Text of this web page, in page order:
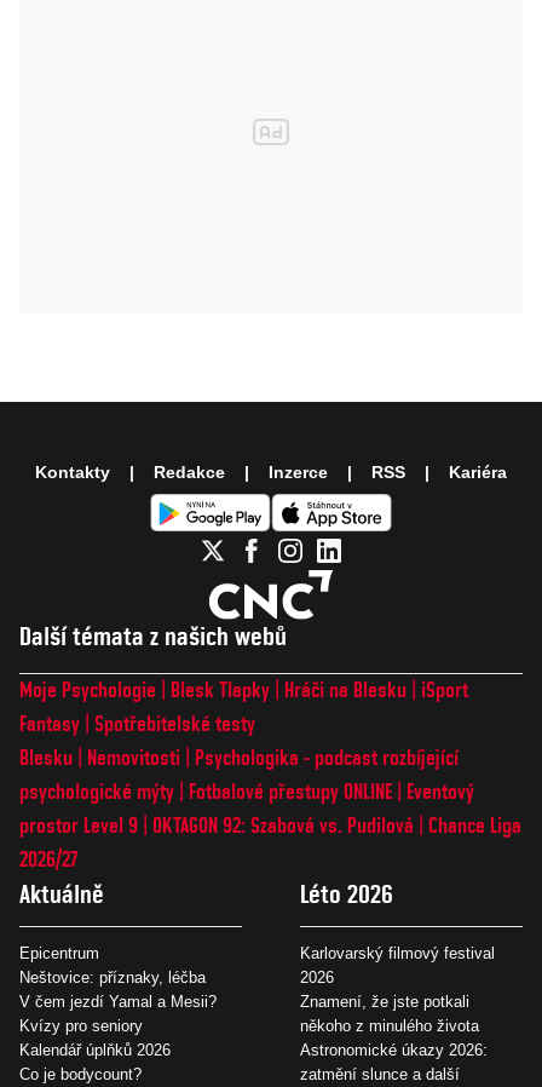
Další témata z našich webů
Moje Psychologie Blesk Tlapky Hráči na Blesku
iSport
Fantasy Spotřebitelské testy
Blesku
Nemovitosti
Psychologika - podcast rozbíjející
psychologické mýty
Fotbalové přestupy ONLINE
Eventový
prostor Level 9 OKTAGON 92: Szabová vs. Pudilová
Chance Liga
2026/27
Aktuálně
Epicentrum
Neštovice: příznaky, léčba
V čem jezdí Yamal a Mesii?
Kvízy pro seniory
Kalendář úplňků 2026
Co je bodycount?
Léto 2026
Karlovarský filmový festival
2026
Znamení, že jste potkali
někoho z minulého života
Astronomické úkazy 2026:
zatmění slunce a další
Kontakty Redakce Inzerce RSS Kariéra